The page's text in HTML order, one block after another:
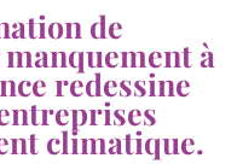
de
à
redessine
climatique.